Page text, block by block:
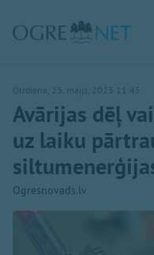
Otrdiena, 23. maijs, 2023 11:45
Avārijas dēļ
uz laiku
Ogresnovads.lv